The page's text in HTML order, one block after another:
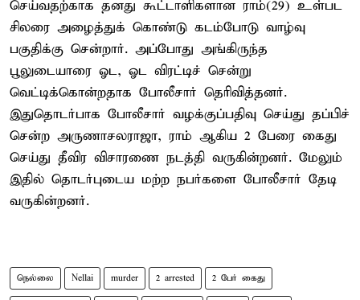
செய்வதற்காக தனது கூட்டாளிகளான ராம்(29) உள்பட
சிலரை அழைத்துக் கொண்டு கடம்போடு வாழ்வு
பகுதிக்கு சென்றார். அப்போது அங்கிருந்த
பூலுடையாரை ஓட, ஓட விரட்டிச் சென்று
வெட்டிக்கொன்றதாக போலீசார் தெரிவித்தனர்.
இதுதொடர்பாக போலீசார் வழக்குப்பதிவு செய்து தப்பிச்
சென்ற அருணாசலராஜா, ராம் ஆகிய 2 பேரை கைது
செய்து தீவிர விசாரணை நடத்தி வருகின்றனர். மேலும்
இதில் தொடர்புடைய மற்ற நபர்களை போலீசார் தேடி
வருகின்றனர்.
நெல்லை Nellai murder 2 arrested 2 பேர் கைது